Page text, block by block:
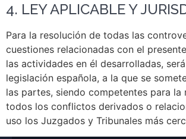
4. LEY APLICABLE Y
Para la resolución de todas las
cuestiones relacionadas con el
las actividades en él desarrolladas,
legislación española, a la que se
las partes, siendo competentes para la
todos los conflictos derivados o
uso los Juzgados y Tribunales más